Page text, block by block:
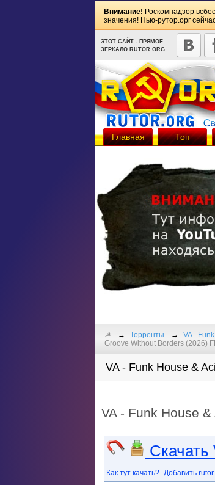
Внимание! Роскомнадзор
значения! Нью-рутор.орг
ЭТОТ САЙТ - ПРЯМОЕ
ЗЕРКАЛО RUTOR.ORG
Главная Топ
☭ Торренты VA -
Groove Without Borders (2026)
VA - Funk House &
VA - Funk House
Скачать
Как тут качать? Добавить